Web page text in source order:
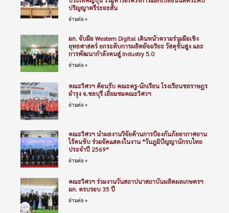
ปริญญาตรีระยะสั้น
อ่านต่อ »
มก. จับมือ Western Digital เดินหน้าความร่วมมือเชิง
ยุทธศาสตร์ ยกระดับการผลิตอัจฉริยะ วัสดุขั้นสูง และ
การพัฒนากำลังคนสู่ Industry 5.0
อ่านต่อ »
คณะวิศวฯ ต้อนรับ คณะครู-นักเรียน โรงเรียนชลราษฎร
อำรุง จ.ชลบุรี เยี่ยมชมคณะวิศวฯ
อ่านต่อ »
คณะวิศวฯ นำผลงานวิจัยด้านการป้องกันภัยอากาศยาน
ไร้คนขับ ร่วมจัดแสดงในงาน “วันภูมิปัญญานักรบไทย
ประจำปี 2569”
อ่านต่อ »
คณะวิศวฯ ร่วมงานวันสถาปนาสถาบันผลิตผลเกษตรฯ
มก. ครบรอบ 35 ปี
อ่านต่อ »